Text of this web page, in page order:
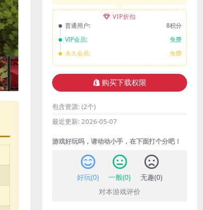
VIP折扣
普通用户:
8积分
VIP会员:
免费
永久会员:
免费
购买下载权限
包含资源: (2个)
最近更新: 2026-05-07
游戏好玩吗，请动动小手，在下面打个分吧！
好玩(0) 一般(0) 无趣(0)
对本游戏评价